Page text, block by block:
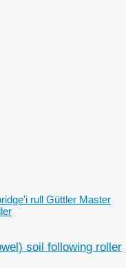
rull Güttler Master
soil following roller